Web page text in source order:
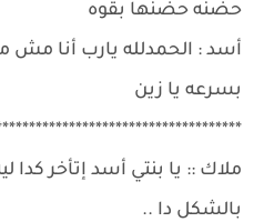
حضنه حضنها بقوه
أسد : الحمدلله يارب أنا
بسرعه يا زين
ملاك :: يا بنتي أسد إتأخر
بالشكل دا ..